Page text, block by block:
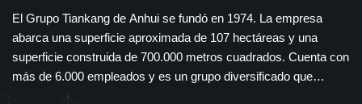
El Grupo Tiankang de Anhui se fundó en 1974. La empresa
abarca una superficie aproximada de 107 hectáreas y una
superficie construida de 700.000 metros cuadrados. Cuenta con
más de 6.000 empleados y es un grupo diversificado que